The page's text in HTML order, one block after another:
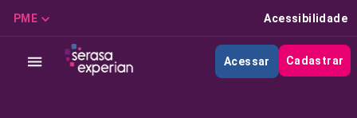
PME Acessibilidade
Acessar Cadastrar